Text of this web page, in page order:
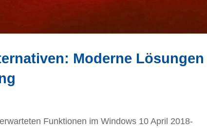
Moderne Lösungen
Funktionen im Windows 10 April 2018-